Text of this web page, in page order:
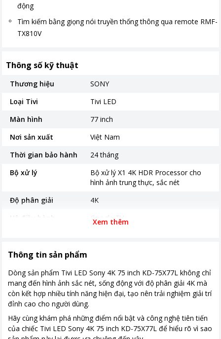
động
Tìm kiếm bằng giọng nói truyền thống thông qua remote RMF-
TX810V
Thông số kỹ thuật
Thương hiệu
SONY
Loại Tivi
Tivi LED
Màn hình
77 inch
Nơi sản xuất
Việt Nam
Thời gian bảo hành
24 tháng
Bộ xử lý
Bộ xử lý X1 4K HDR Processor cho
hình ảnh trung thực, sắc nét
Độ phân giải
4K
Hệ điều hành
Google TV
Cổng kết nối
Kích thước có chân
Ngang 168.6 cm - Cao 104.5 cm -
Dày 41.5 cm
Khối lượng có chân
31.7 Kg
Kích thước không chân Ngang 168.6 cm - Cao 96.9 cm - Dày
Xem thêm
Thông tin sản phẩm
Dòng sản phẩm Tivi LED Sony 4K 75 inch KD-75X77L không chỉ
mang đến hình ảnh sắc nét, sống động với độ phân giải 4K mà
còn kết hợp nhiều tính năng hiện đại, tạo nên trải nghiệm giải trí
đỉnh cao cho người dùng.
Hãy cùng khám phá những điểm nổi bật và công nghệ tiên tiến
của chiếc Tivi LED Sony 4K 75 inch KD-75X77L để hiểu rõ vì sao